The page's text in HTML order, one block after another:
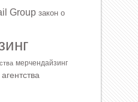
Group закон о
мерчендайзинг